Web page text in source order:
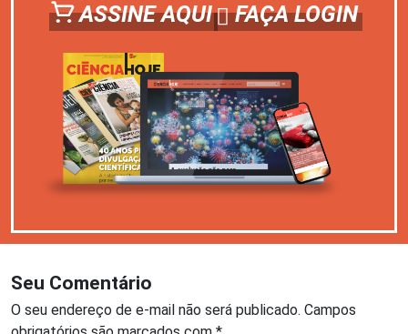
ASSINE AQUI FAÇA LOGIN
Seu Comentário
O seu endereço de e-mail não será publicado. Campos